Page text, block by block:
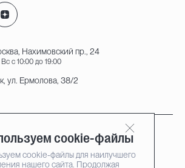
Нахимовский пр., 24
с 10:00 до 19:00
ул. Ермолова, 38/2
cookie-файлы
cookie-файлы для наилучшего
нашего сайта. Продолжая